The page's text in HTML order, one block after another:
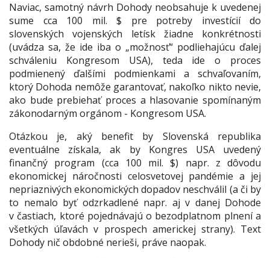
Naviac, samotný návrh Dohody neobsahuje k uvedenej
sume cca 100 mil. $ pre potreby investícií do
slovenských vojenských letísk žiadne konkrétnosti
(uvádza sa, že ide iba o „možnosť“ podliehajúcu ďalej
schváleniu Kongresom USA), teda ide o proces
podmienený ďalšími podmienkami a schvaľovaním,
ktorý Dohoda nemôže garantovať, nakoľko nikto nevie,
ako bude prebiehať proces a hlasovanie spomínaným
zákonodarným orgánom - Kongresom USA.
Otázkou je, aký benefit by Slovenská republika
eventuálne získala, ak by Kongres USA uvedený
finančný program (cca 100 mil. $) napr. z dôvodu
ekonomickej náročnosti celosvetovej pandémie a jej
nepriaznivých ekonomických dopadov neschválil (a či by
to nemalo byť odzrkadlené napr. aj v danej Dohode
v častiach, ktoré pojednávajú o bezodplatnom plnení a
všetkých úľavách v prospech americkej strany). Text
Dohody nič obdobné nerieši, práve naopak.